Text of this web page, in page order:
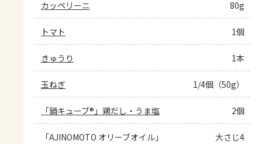
カッペリーニ 80g
トマト 1個
きゅうり 1本
玉ねぎ 1/4個（50g）
「鍋キューブ®」鶏だし・うま塩 2個
「AJINOMOTO オリーブオイル」 大さじ4